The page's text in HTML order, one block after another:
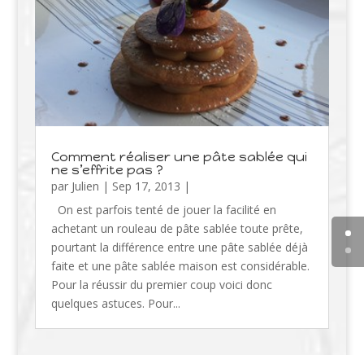
Comment réaliser une pâte sablée qui
ne s’effrite pas ?
par Julien | Sep 17, 2013 |
On est parfois tenté de jouer la facilité en
achetant un rouleau de pâte sablée toute prête,
pourtant la différence entre une pâte sablée déjà
faite et une pâte sablée maison est considérable.
Pour la réussir du premier coup voici donc
quelques astuces. Pour...